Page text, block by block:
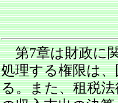
第7章は財政に
処理する権限は
る。また、租税